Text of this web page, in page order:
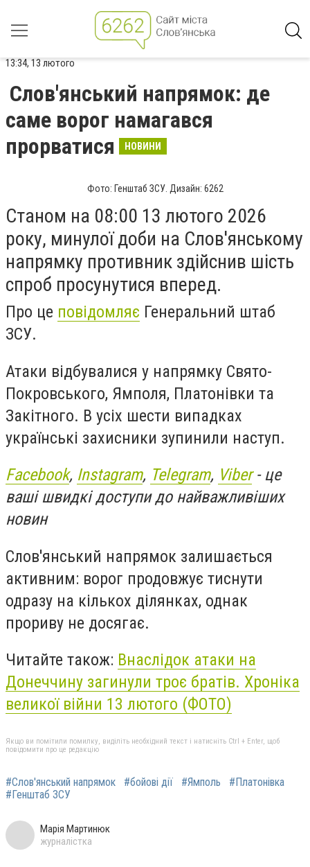
13:34, 13 лютого
Слов'янський напрямок: де
саме ворог намагався
прорватися
НОВИНИ
Фото: Генштаб ЗСУ. Дизайн: 6262
Станом на 08:00 13 лютого 2026
року, минулої доби на Слов'янському
напрямку противник здійснив шість
спроб просунутися вперед.
Про це повідомляє Генеральний штаб
ЗСУ.
Атаки відбувалися у напрямку Свято-
Покровського, Ямполя, Платонівки та
Закітного. В усіх шести випадках
українські захисники зупинили наступ.
Facebook, Instagram, Telegram, Viber- це
ваші швидкі доступи до найважливіших
новин
Слов'янський напрямок залишається
активним: ворог продовжує тиснути
одразу на кількох ділянках, однак
прориву не досягає.
Читайте також: Внаслідок атаки на
Донеччину загинули троє братів. Хроніка
великої війни 13 лютого (ФОТО)
Якщо ви помітили помилку, виділіть необхідний текст і натисніть Ctrl + Enter, щоб
повідомити про це редакцію
#Слов'янський напрямок #бойові дії #Ямполь
#Платонівка
#Генштаб ЗСУ
Марія Мартинюк
журналістка